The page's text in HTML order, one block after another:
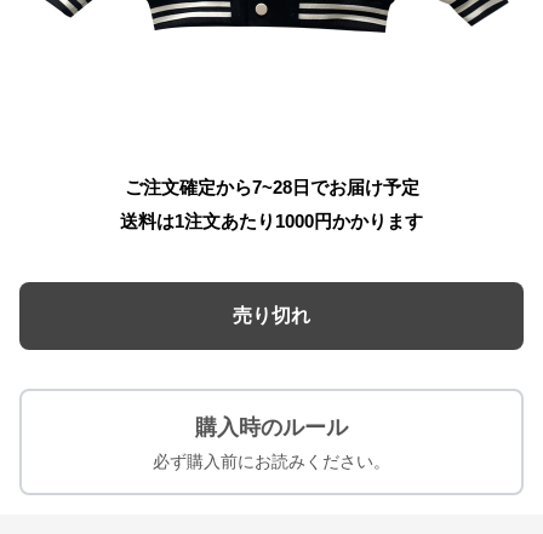
ご注文確定から7~28日でお届け予定
送料は1注文あたり 1000円かかります
売り切れ
購入時のルール
必ず購入前にお読みください。